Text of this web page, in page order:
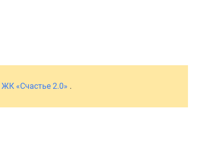
ЖК «Счастье 2.0» .